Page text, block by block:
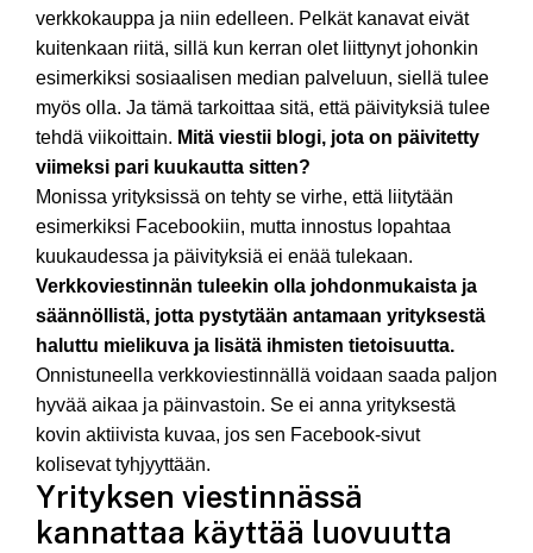
verkkokauppa ja niin edelleen. Pelkät kanavat eivät
kuitenkaan riitä, sillä kun kerran olet liittynyt johonkin
esimerkiksi sosiaalisen median palveluun, siellä tulee
myös olla. Ja tämä tarkoittaa sitä, että päivityksiä tulee
tehdä viikoittain. Mitä viestii blogi, jota on päivitetty
viimeksi pari kuukautta sitten?
Monissa yrityksissä on tehty se virhe, että liitytään
esimerkiksi Facebookiin, mutta innostus lopahtaa
kuukaudessa ja päivityksiä ei enää tulekaan.
Verkkoviestinnän tuleekin olla johdonmukaista ja
säännöllistä, jotta pystytään antamaan yrityksestä
haluttu mielikuva ja lisätä ihmisten tietoisuutta.
Onnistuneella verkkoviestinnällä voidaan saada paljon
hyvää aikaa ja päinvastoin. Se ei anna yrityksestä
kovin aktiivista kuvaa, jos sen Facebook-sivut
kolisevat tyhjyyttään.
Yrityksen viestinnässä
kannattaa käyttää luovuutta